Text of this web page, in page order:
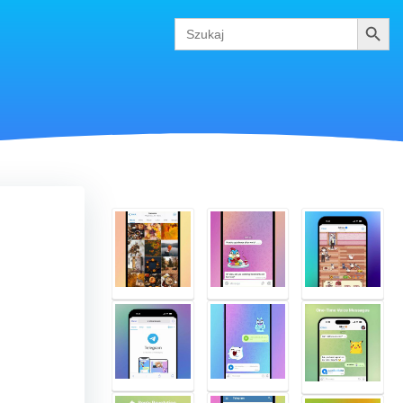
Search
for:
Szukaj